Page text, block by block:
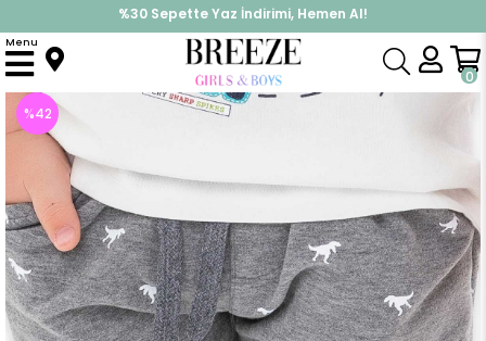
%30 Sepette Yaz İndirimi, Hemen Al!
İndirimlere ek %10 İndirimi Kap, Hemen Üye Ol!
0
Menu
Anasayfa Alt Giyim Eşofman Altı Erkek Çocuk Eşofman Altı Dinozor Baskılı Gri Melanj (3 Yaş)
%42
İndirim